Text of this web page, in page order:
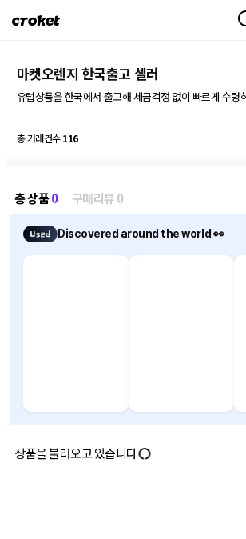
크
마켓오렌지 한국출고 셀러
유럽상품을 한국에서 출고해 세금걱정 없이 빠르게 수령
총 거래건수116
총 상품0 구매리뷰 0
Discovered around the world 👀
상품을 불러오고 있습니다